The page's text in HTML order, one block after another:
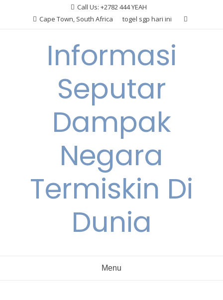
Call Us: +2782 444 YEAH
Cape Town, South Africa
togel sgp hari ini
Informasi
Seputar
Dampak
Negara
Termiskin Di
Dunia
Menu